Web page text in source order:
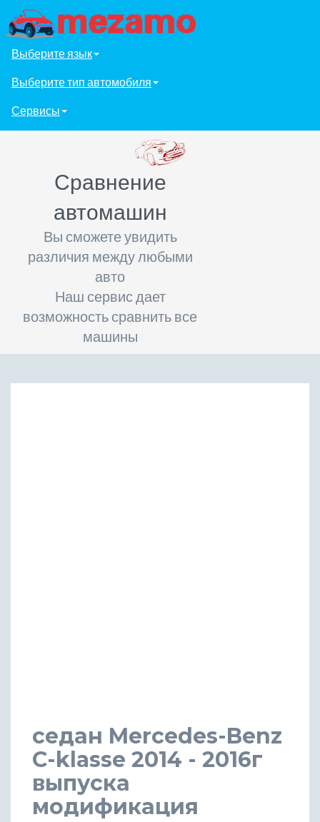
Выберите язык
Выберите тип автомобиля
Сервисы
Сравнение
автомашин
Вы сможете увидить
различия между любыми
авто
Наш сервис дает
возможность сравнить все
машины
седан Mercedes-Benz
C-klasse 2014 - 2016г
выпуска
модификация